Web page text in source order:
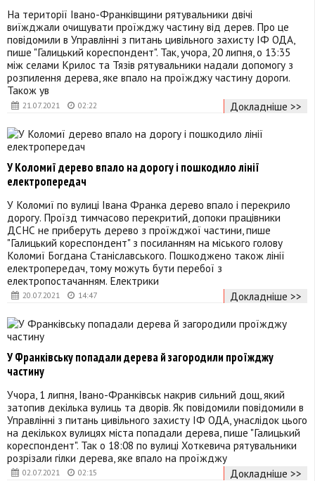
21.07.2021 02:22
На території Івано-Франківщини рятувальники двічі
виїжджали очищувати проїжджу частину від дерев. Про це
повідомили в Управлінні з питань цивільного захисту ІФ ОДА,
пише "Галицький кореспондент". Так, учора, 20 липня, о 13:35
між селами Крилос та Тязів рятувальники надали допомогу з
розпилення дерева, яке впало на проїжджу частину дороги.
Також ув
Докладніше >>
20.07.2021 14:47
У Коломиї дерево впало на дорогу і пошкодило лінії
електропередач
У Коломиї по вулиці Івана Франка дерево впало і перекрило
дорогу. Проїзд тимчасово перекритий, допоки працівники
ДСНС не приберуть дерево з проїжджої частини, пише
"Галицький кореспондент" з посиланням на міського голову
Коломиї Богдана Станіславського. Пошкоджено також лінії
електропередач, тому можуть бути перебої з
електропостачанням. Електрики
Докладніше >>
02.07.2021 02:15
У Франківську попадали дерева й загородили проїжджу
частину
Учора, 1 липня, Івано-Франківськ накрив сильний дощ, який
затопив декілька вулиць та дворів. Як повідомили повідомили в
Управлінні з питань цивільного захисту ІФ ОДА, унаслідок цього
на декількох вулицях міста попадали дерева, пише "Галицький
кореспондент". Так о 18:08 по вулиці Хоткевича рятувальники
розрізали гілки дерева, яке впало на проїжджу
Докладніше >>